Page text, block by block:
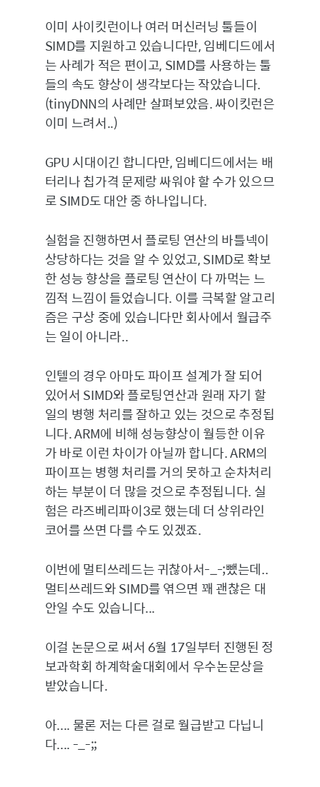
이미 사이킷런이나 여러 머신러닝 툴들이
SIMD를 지원하고 있습니다만, 임베디드에서
는 사례가 적은 편이고, SIMD를 사용하는 툴
들의 속도 향상이 생각보다는 작았습니다.
(tinyDNN의 사례만 살펴보았음. 싸이킷런은
이미 느려서..)
GPU 시대이긴 합니다만, 임베디드에서는 배
터리나 칩가격 문제랑 싸워야 할 수가 있으므
로 SIMD도 대안 중 하나입니다.
실험을 진행하면서 플로팅 연산의 바틀넥이
상당하다는 것을 알 수 있었고, SIMD로 확보
한 성능 향상을 플로팅 연산이 다 까먹는 느
낌적 느낌이 들었습니다. 이를 극복할 알고리
즘은 구상 중에 있습니다만 회사에서 월급주
는 일이 아니라..
인텔의 경우 아마도 파이프 설계가 잘 되어
있어서 SIMD와 플로팅연산과 원래 자기 할
일의 병행 처리를 잘하고 있는 것으로 추정됩
니다. ARM에 비해 성능향상이 월등한 이유
가 바로 이런 차이가 아닐까 합니다. ARM의
파이프는 병행 처리를 거의 못하고 순차처리
하는 부분이 더 많을 것으로 추정됩니다. 실
험은 라즈베리파이3로 했는데 더 상위라인
코어를 쓰면 다를 수도 있겠죠.
이번에 멀티쓰레드는 귀찮아서-_-;뺐는데..
멀티쓰레드와 SIMD를 엮으면 꽤 괜찮은 대
안일 수도 있습니다...
이걸 논문으로 써서 6월 17일부터 진행된 정
보과학회 하계학술대회에서 우수논문상을
받았습니다.
아.... 물론 저는 다른 걸로 월급받고 다닙니
다.... -_-;;